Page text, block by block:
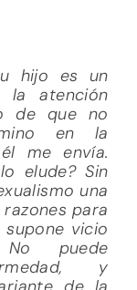
hijo es un
la atención
de que no
en la
me envía.
elude? Sin
una
para
vicio
puede
y